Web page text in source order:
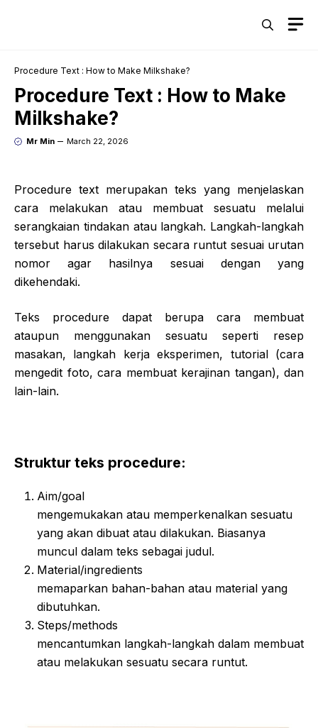
Procedure Text : How to Make Milkshake?
Procedure Text : How to Make
Milkshake?
Mr Min March 22, 2026
Procedure text merupakan teks yang menjelaskan
cara melakukan atau membuat sesuatu melalui
serangkaian tindakan atau langkah. Langkah-langkah
tersebut harus dilakukan secara runtut sesuai urutan
nomor agar hasilnya sesuai dengan yang
dikehendaki.
Teks procedure dapat berupa cara membuat
ataupun menggunakan sesuatu seperti resep
masakan, langkah kerja eksperimen, tutorial (cara
mengedit foto, cara membuat kerajinan tangan), dan
lain-lain.
Struktur teks procedure:
Aim/goal
mengemukakan atau memperkenalkan sesuatu
yang akan dibuat atau dilakukan. Biasanya
muncul dalam teks sebagai judul.
Material/ingredients
memaparkan bahan-bahan atau material yang
dibutuhkan.
Steps/methods
mencantumkan langkah-langkah dalam membuat
atau melakukan sesuatu secara runtut.